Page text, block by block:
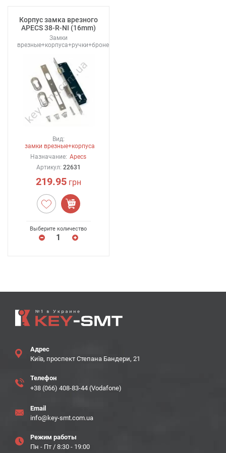
Корпус замка врезного
APECS 38-R-NI (16mm)
Замки
врезные+корпуса+ручки+броненакладки
Вид:
замки врезные+корпуса
Назначание: Apecs
Артикул: 22631
219.95грн
Выберите количество
Адрес
Київ, проспект Степана Бандери, 21
Телефон
+38 (066) 408-83-44 (Vodafone)
Email
info@key-smt.com.ua
Режим работы
Пн - Пт / 8:30 - 19:00